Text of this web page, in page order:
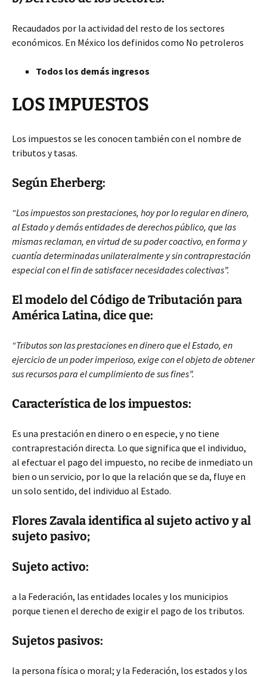
Recaudados por la actividad del resto de los sectores
económicos. En México los definidos como No petroleros
Todos los demás ingresos
LOS IMPUESTOS
Los impuestos se les conocen también con el nombre de
tributos y tasas.
Según Eherberg:
“Los impuestos son prestaciones, hoy por lo regular en dinero,
al Estado y demás entidades de derechos público, que las
mismas reclaman, en virtud de su poder coactivo, en forma y
cuantía determinadas unilateralmente y sin contraprestación
especial con el fin de satisfacer necesidades colectivas”.
El modelo del Código de Tributación para
América Latina, dice que:
“Tributos son las prestaciones en dinero que el Estado, en
ejercicio de un poder imperioso, exige con el objeto de obtener
sus recursos para el cumplimiento de sus fines”.
Característica de los impuestos:
Es una prestación en dinero o en especie, y no tiene
contraprestación directa. Lo que significa que el individuo,
al efectuar el pago del impuesto, no recibe de inmediato un
bien o un servicio, por lo que la relación que se da, fluye en
un solo sentido, del individuo al Estado.
Flores Zavala identifica al sujeto activo y al
sujeto pasivo;
Sujeto activo:
a la Federación, las entidades locales y los municipios
porque tienen el derecho de exigir el pago de los tributos.
Sujetos pasivos:
la persona física o moral; y la Federación, los estados y los